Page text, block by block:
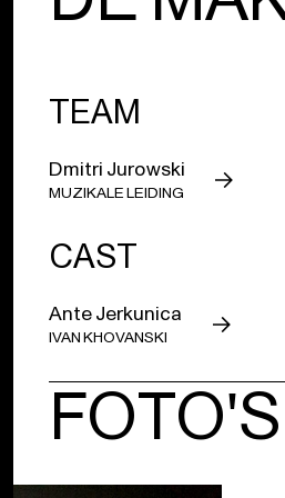
TEAM
Dmitri Jurowski
MUZIKALE LEIDING
CAST
Ante Jerkunica
IVAN KHOVANSKI
FOTO'S